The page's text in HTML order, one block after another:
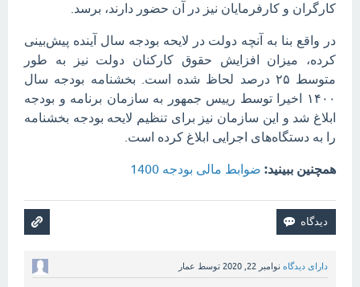
کارگران و کارفرمایان نیز در آن حضور دارند، برسد.
در واقع بنا به آنچه دولت در لایحه بودجه سال آینده پیش‌بینی
کرده، میزان افزایش حقوق کارکنان دولت نیز به طور
متوسط ۲۵ درصد لحاظ شده است. بخشنامه بودجه سال
۱۴۰۰ اخیرا توسط رییس جمهور به سازمان برنامه و بودجه
ابلاغ شد و این سازمان نیز برای تنظیم لایحه بودجه بخشنامه
را به دستگاه‌های اجرایی ابلاغ کرده است.
همچنین ببینید: ضوابط مالی بودجه 1400
دارای دیدگاه نوامبر 22, 2020 توسط عمار